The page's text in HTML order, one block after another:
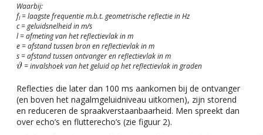
Waarbij:
fl= laagste frequentie m.b.t. geometrische reflectie in Hz
c = geluidsnelheid in m/s
l = afmeting van het reflectievlak in m
e = afstand tussen bron en reflectievlak in m
s = afstand tussen ontvanger en reflectievlak in m
= invalshoek van het geluid op het reflectievlak in graden
Reflecties die later dan 100 ms aankomen bij de ontvanger
(en boven het nagalmgeluidniveau uitkomen), zijn storend
en reduceren de spraakverstaanbaarheid. Men spreekt dan
over echo’s en flutterecho’s (zie figuur 2).